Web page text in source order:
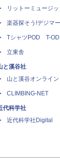
リットーミュージッ
楽器探そう!デジマ
TシャツPOD T-OD
立東舎
と溪谷社
山と溪谷オンライン
CLIMBING-NET
代科学社
近代科学社Digital